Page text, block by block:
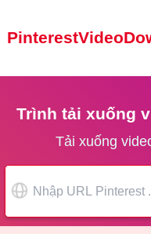
Trình tải xuống
Tải xuống